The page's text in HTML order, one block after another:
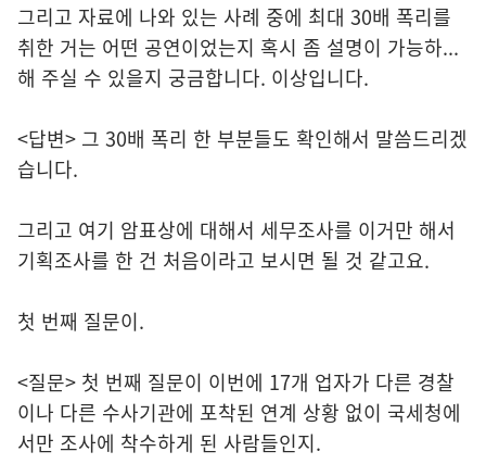
그리고 자료에 나와 있는 사례 중에 최대 30배 폭리를
취한 거는 어떤 공연이었는지 혹시 좀 설명이 가능하...
해 주실 수 있을지 궁금합니다. 이상입니다.
<답변> 그 30배 폭리 한 부분들도 확인해서 말씀드리겠
습니다.
그리고 여기 암표상에 대해서 세무조사를 이거만 해서
기획조사를 한 건 처음이라고 보시면 될 것 같고요.
첫 번째 질문이.
<질문> 첫 번째 질문이 이번에 17개 업자가 다른 경찰
이나 다른 수사기관에 포착된 연계 상황 없이 국세청에
서만 조사에 착수하게 된 사람들인지.